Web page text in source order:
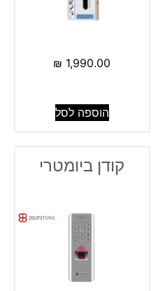
1,990.00
₪
הוספה לסל
קודן ביומטרי